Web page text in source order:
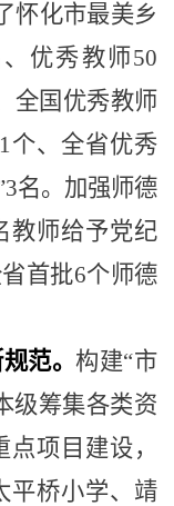
怀化市最美乡
、优秀教师50
全国优秀教师
1个、全省优秀
名。加强师德
教师给予党纪
首批6个师德
规范。构建“市
级筹集各类资
项目建设，
平桥小学、靖